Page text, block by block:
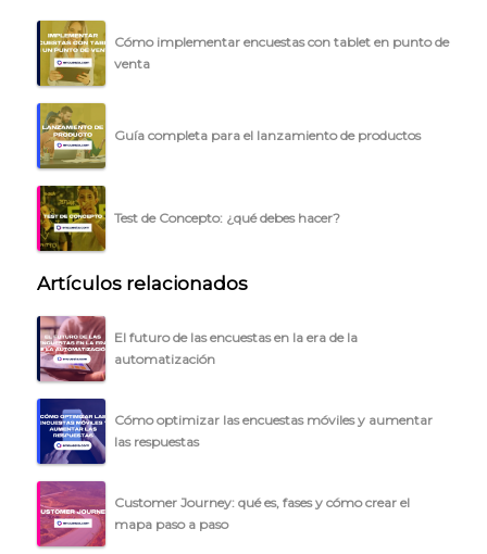
Cómo implementar encuestas con tablet en punto de
venta
Guía completa para el lanzamiento de productos
Test de Concepto: ¿qué debes hacer?
Artículos relacionados
El futuro de las encuestas en la era de la
automatización
Cómo optimizar las encuestas móviles y aumentar
las respuestas
Customer Journey: qué es, fases y cómo crear el
mapa paso a paso